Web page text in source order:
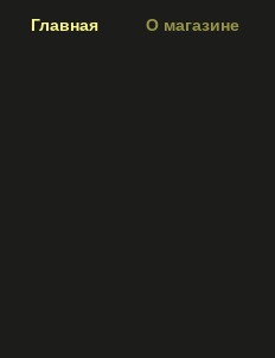
Главная О магазине